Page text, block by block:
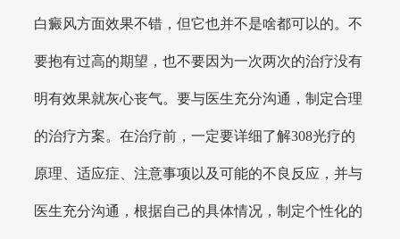
白癜风方面效果不错，但它也并不是啥都可以的。不
要抱有过高的期望，也不要因为一次两次的治疗没有
明有效果就灰心丧气。要与医生充分沟通，制定合理
的治疗方案。在治疗前，一定要详细了解308光疗的
原理、适应症、注意事项以及可能的不良反应，并与
医生充分沟通，根据自己的具体情况，制定个性化的